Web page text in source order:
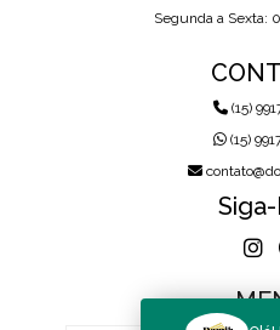
Segunda a Sexta:
(15)
(15)